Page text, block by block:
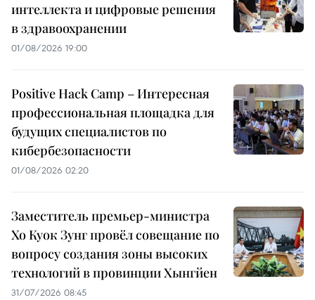
интеллекта и цифровые решения
в здравоохранении
01/08/2026 19:00
Positive Hack Camp – Интересная
профессиональная площадка для
будущих специалистов по
кибербезопасности
01/08/2026 02:20
Заместитель премьер-министра
Хо Куок Зунг провёл совещание по
вопросу создания зоны высоких
технологий в провинции Хынгйен
31/07/2026 08:45